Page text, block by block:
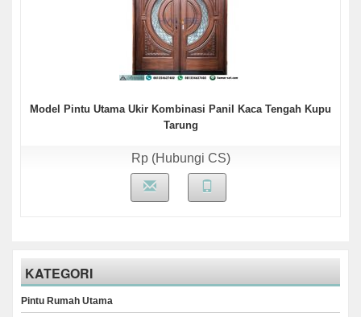
Model Pintu Utama Ukir Kombinasi Panil Kaca Tengah Kupu
Tarung
Rp (Hubungi CS)
KATEGORI
Pintu Rumah Utama